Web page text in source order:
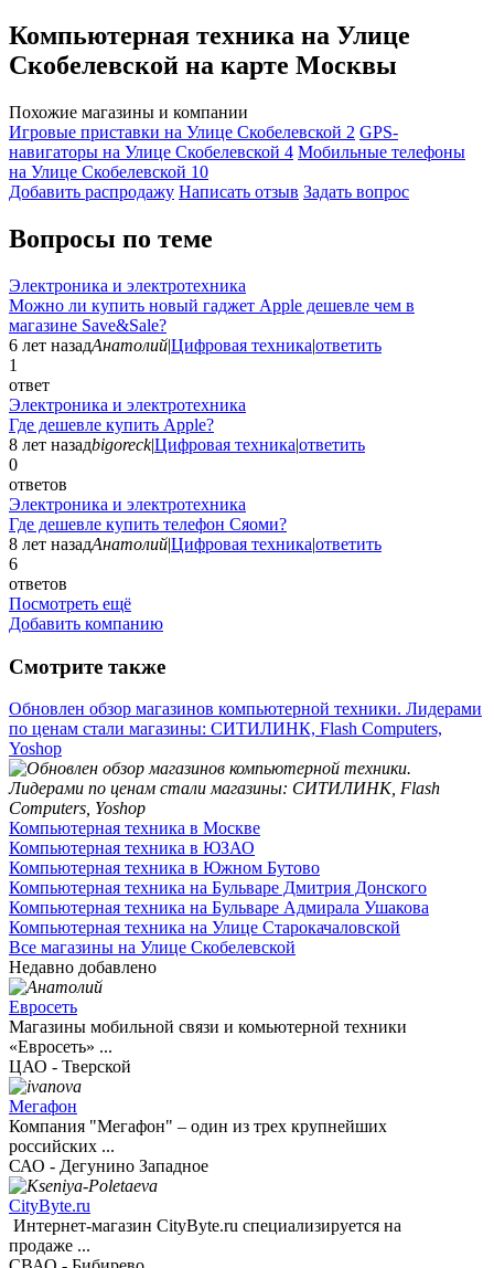
Компьютерная техника на Улице
Скобелевской на карте Москвы
Похожие магазины и компании
Игровые приставки на Улице Скобелевской 2 GPS-
навигаторы на Улице Скобелевской 4 Мобильные телефоны
на Улице Скобелевской 10
Добавить раcпродажу Написать отзыв Задать вопрос
Вопросы по теме
Электроника и электротехника
Можно ли купить новый гаджет Apple дешевле чем в
магазине Save&Sale?
6 лет назадАнатолий|Цифровая техника|ответить
1
ответ
Электроника и электротехника
Где дешевле купить Apple?
8 лет назадbigoreck|Цифровая техника|ответить
0
ответов
Электроника и электротехника
Где дешевле купить телефон Сяоми?
8 лет назадАнатолий|Цифровая техника|ответить
6
ответов
Посмотреть ещё
Добавить компанию
Смотрите также
Обновлен обзор магазинов компьютерной техники. Лидерами
по ценам стали магазины: СИТИЛИНК, Flash Computers,
Yoshop
Компьютерная техника в Москве
Компьютерная техника в ЮЗАО
Компьютерная техника в Южном Бутово
Компьютерная техника на Бульваре Дмитрия Донского
Компьютерная техника на Бульваре Адмирала Ушакова
Компьютерная техника на Улице Старокачаловской
Все магазины на Улице Скобелевской
Недавно добавлено
Евросеть
Магазины мобильной связи и комьютерной техники
«Евросеть» ...
ЦАО - Тверской
Мегафон
Компания "Мегафон" – один из трех крупнейших
российских ...
САО - Дегунино Западное
CityByte.ru
Интернет-магазин CityByte.ru специализируется на
продаже ...